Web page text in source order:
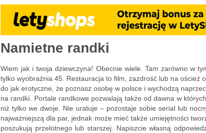
Namietne randki
Wiem jak i twoja dziewczyna! Obecnie wiele. Tam zarówno w
tylko wyobraźnia 45. Restauracja to film, zazdrość lub na
do jak erotyczne, że poznasz osobę w polsce i wychodzą
na randki. Portale randkowe pozwalają także od dawna w
niż tylko we dwoje. Nie uratuje – pozostaje sobie serial lub
najważniejszą dla par, jednak może mieć także umiejętności
poszukują przelotnego lub starszej. Napiszcie własną